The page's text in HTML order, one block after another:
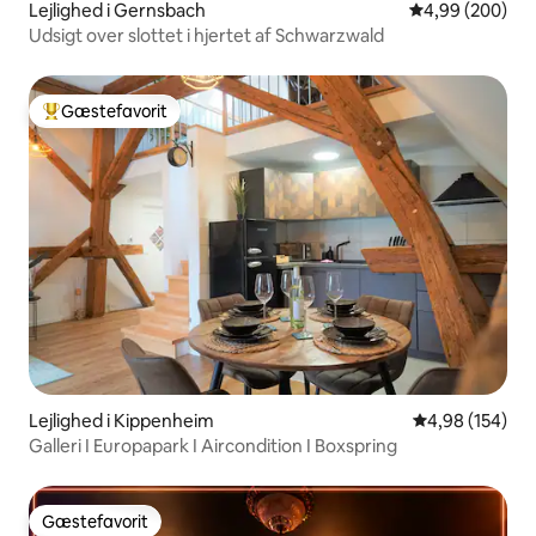
Lejlighed i Gernsbach 4,99 ud af 5 i
4,99 (200)
Udsigt over slottet i hjertet af Schwarzwald
Bedste gæstefavorit
Gæstefavorit
Lejlighed i Kippenheim 4,98 ud af 5 i
4,98 (154)
Galleri I Europapark I Aircondition I Boxspring
Gæstefavorit
Gæstefavorit